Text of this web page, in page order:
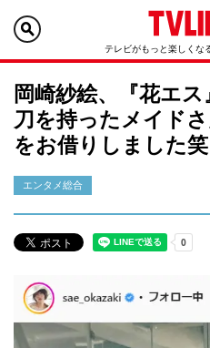
テレビがもっと楽しくな
岡崎紗絵、『花エ
刀を持ったメイド
をお借りしました笑
エンタメ総合